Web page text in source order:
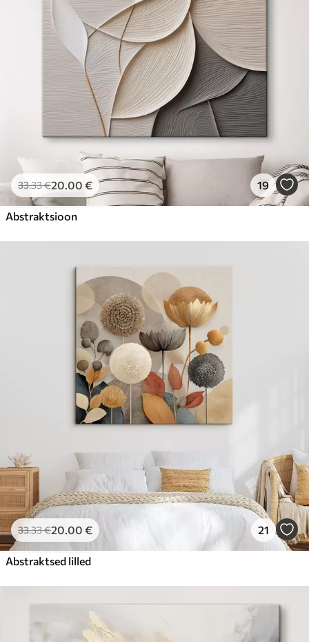
33.33€20.00 € 19
Abstraktsioon
33.33€20.00 € 21
Abstraktsed lilled